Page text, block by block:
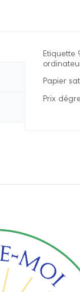
Etiquette
Papier
Prix